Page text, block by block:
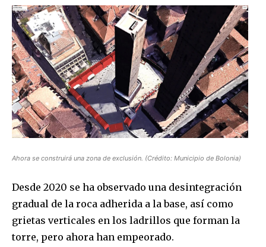
Join our community of
conversation.
To subscribe, simply enter your email address on our website
or click the subscribe button below. Don't worry, we respect
your privacy and won't spam your inbox. Your information is
safe with us.
Ahora se construirá una zona de exclusión. (Crédito: Municipio de Bolonia)
Desde 2020 se ha observado una desintegración
gradual de la roca adherida a la base, así como
grietas verticales en los ladrillos que forman la
torre, pero ahora han empeorado.